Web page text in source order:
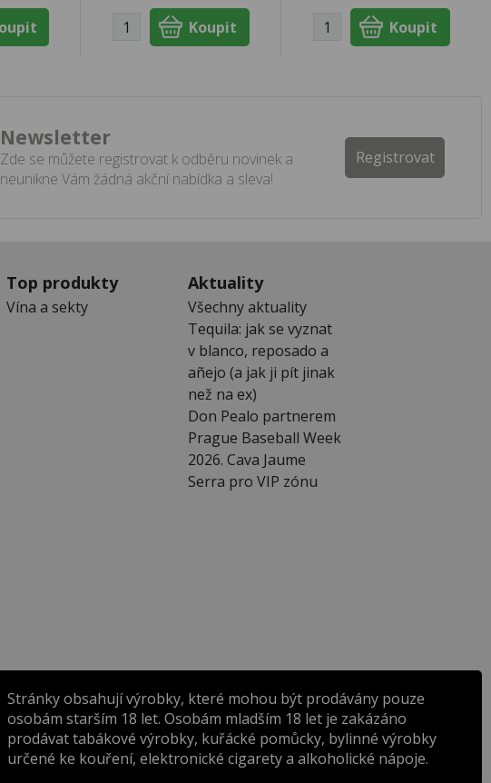
Newsletter
Zde se můžete registrovat k odběru novinek a
neunikne Vám žádná akční nabídka a sleva!
Registrovat
Top produkty
Vína a sekty
Aktuality
Všechny aktuality
Tequila: jak se vyznat
v blanco, reposado a
añejo (a jak ji pít jinak
než na ex)
Don Pealo partnerem
Prague Baseball Week
2026. Cava Jaume
Serra pro VIP zónu
Stránky obsahují výrobky, které mohou být prodávány pouze
osobám starším 18 let. Osobám mladším 18 let je zakázáno
prodávat tabákové výrobky, kuřácké pomůcky, bylinné výrobky
určené ke kouření, elektronické cigarety a alkoholické nápoje.